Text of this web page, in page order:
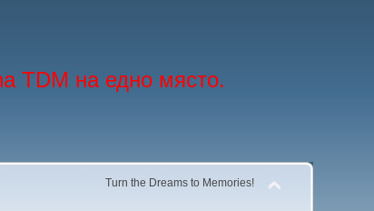
TDM на едно място.
Turn the Dreams to Memories!